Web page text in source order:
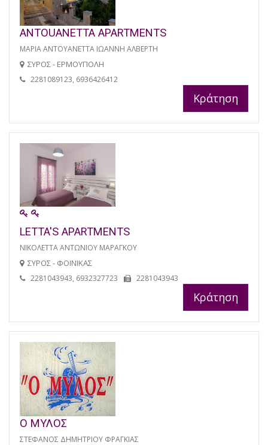
ANTOUANETTA APARTMENTS
ΜΑΡΙΑ ΑΝΤΟΥΑΝΕΤΤΑ ΙΩΑΝΝΗ ΑΛΒΕΡΤΗ
ΣΥΡΟΣ - ΕΡΜΟΥΠΟΛΗ
2281089123, 6936426412
Κράτηση
LETTA'S APARTMENTS
ΝΙΚΟΛΕΤΤΑ ΑΝΤΩΝΙΟΥ ΜΑΡΑΓΚΟΥ
ΣΥΡΟΣ - ΦΟΙΝΙΚΑΣ
2281043943, 6932327723 2281043943
Κράτηση
Ο ΜΥΛΟΣ
ΣΤΕΦΑΝΟΣ ΔΗΜΗΤΡΙΟΥ ΦΡΑΓΚΙΑΣ